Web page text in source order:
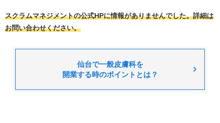
スクラムマネジメントの公式HPに情報がありませんでした。詳細は
お問い合わせください。
仙台で一般皮膚科を
開業する時のポイントとは？